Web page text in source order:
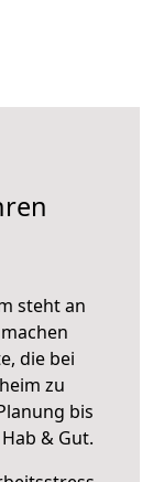
steht an
die bei
zu
bis
& Gut.